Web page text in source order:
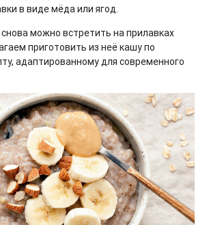
в виде мёда или ягод.
снова можно встретить на прилавках
приготовить из неё кашу по
адаптированному для современного